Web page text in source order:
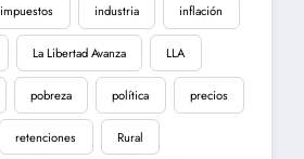
impuestos industria inflación
La Libertad Avanza LLA
pobreza política precios
retenciones Rural